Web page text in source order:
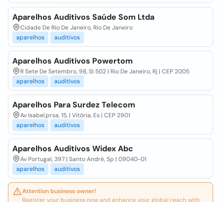
Aparelhos Auditivos Saúde Som Ltda
Cidade De Rio De Janeiro, Rio De Janeiro
aparelhos
auditivos
Aparelhos Auditivos Powertom
R Sete De Setembro, 98, Sl 502 | Rio De Janeiro, Rj | CEP 2005
aparelhos
auditivos
Aparelhos Para Surdez Telecom
Av Isabel,prsa, 15, | Vitória, Es | CEP 2901
aparelhos
auditivos
Aparelhos Auditivos Widex Abc
Av Portugal, 397 | Santo André, Sp | 09040-01
aparelhos
auditivos
Attention business owner!
Register your business now and enhance your global reach with